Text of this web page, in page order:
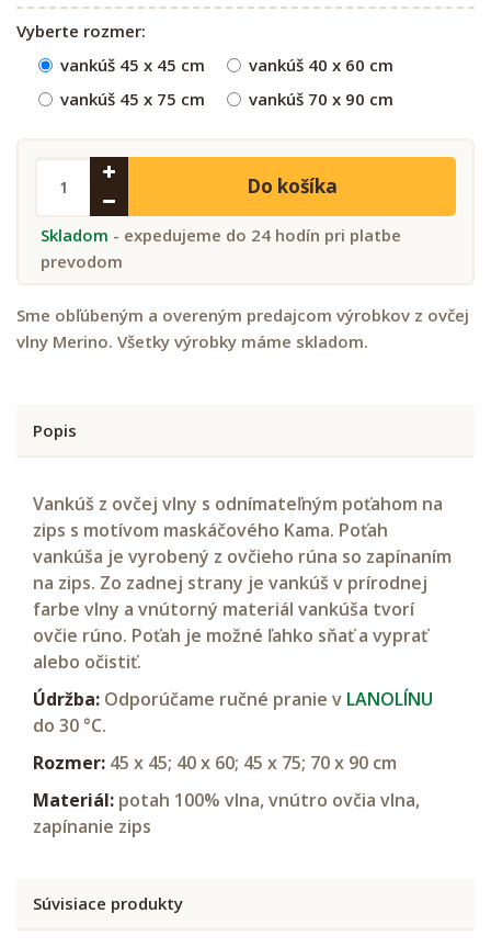
Vyberte rozmer:
vankúš 45 x 45 cm
vankúš 40 x 60 cm
vankúš 45 x 75 cm
vankúš 70 x 90 cm
Do košíka
Skladom - expedujeme do 24 hodín pri platbe
prevodom
Sme obľúbeným a overeným predajcom výrobkov z ovčej
vlny Merino. Všetky výrobky máme skladom.
Popis
Vankúš z ovčej vlny s odnímateľným poťahom na
zips s motívom maskáčového Kama. Poťah
vankúša je vyrobený z ovčieho rúna so zapínaním
na zips. Zo zadnej strany je vankúš v prírodnej
farbe vlny a vnútorný materiál vankúša tvorí
ovčie rúno. Poťah je možné ľahko sňať a vyprať
alebo očistiť.
Údržba: Odporúčame ručné pranie v LANOLÍNU
do 30 °C.
Rozmer: 45 x 45; 40 x 60; 45 x 75; 70 x 90 cm
Materiál: potah 100% vlna, vnútro ovčia vlna,
zapínanie zips
Súvisiace produkty